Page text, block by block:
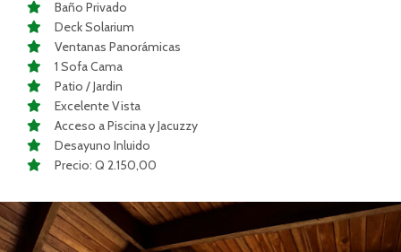
Baño Privado
Deck Solarium
Ventanas Panorámicas
1 Sofa Cama
Patio / Jardin
Excelente Vista
Acceso a Piscina y Jacuzzy
Desayuno Inluido
Precio: Q 2.150,00